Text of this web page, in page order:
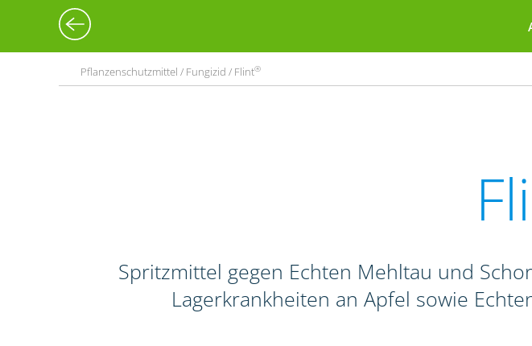
Pflanzenschutzmittel / Fungizid / Flint®
Spritzmittel gegen Echten Mehltau und
Lagerkrankheiten an Apfel sowie